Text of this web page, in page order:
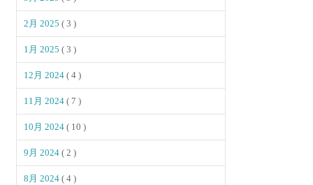
2月 2025( 3 )
1月 2025( 3 )
12月 2024( 4 )
11月 2024( 7 )
10月 2024( 10 )
9月 2024( 2 )
8月 2024( 4 )